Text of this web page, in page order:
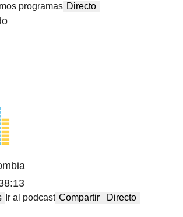
programas Directo
Ir al podcast Compartir Directo